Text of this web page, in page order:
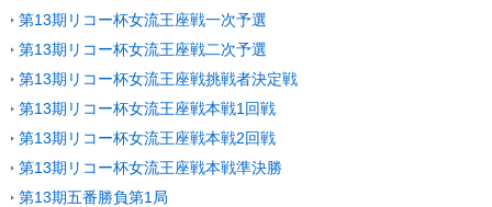
第13期リコー杯女流王座戦一次予選
第13期リコー杯女流王座戦二次予選
第13期リコー杯女流王座戦挑戦者決定戦
第13期リコー杯女流王座戦本戦1回戦
第13期リコー杯女流王座戦本戦2回戦
第13期リコー杯女流王座戦本戦準決勝
第13期五番勝負第1局